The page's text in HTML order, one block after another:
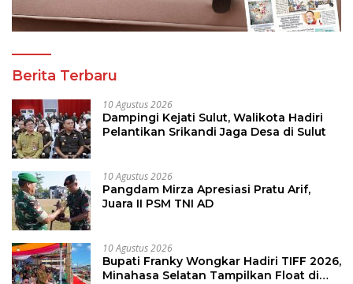
Berita Terbaru
10 Agustus 2026
Dampingi Kejati Sulut, Walikota Hadiri
Pelantikan Srikandi Jaga Desa di Sulut
10 Agustus 2026
Pangdam Mirza Apresiasi Pratu Arif,
Juara II PSM TNI AD
10 Agustus 2026
Bupati Franky Wongkar Hadiri TIFF 2026,
Minahasa Selatan Tampilkan Float di